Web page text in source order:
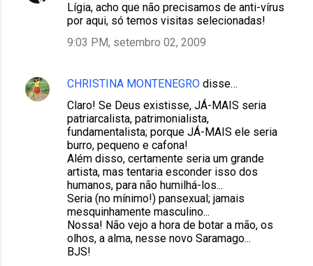
Lígia, acho que não precisamos de anti-vírus
por aqui, só temos visitas selecionadas!
9:03 PM, setembro 02, 2009
CHRISTINA MONTENEGRO disse…
Claro! Se Deus existisse, JÁ-MAIS seria
patriarcalista, patrimonialista,
fundamentalista; porque JÁ-MAIS ele seria
burro, pequeno e cafona!
Além disso, certamente seria um grande
artista, mas tentaria esconder isso dos
humanos, para não humilhá-los...
Seria (no mínimo!) pansexual; jamais
mesquinhamente masculino...
Nossa! Não vejo a hora de botar a mão, os
olhos, a alma, nesse novo Saramago...
BJS!